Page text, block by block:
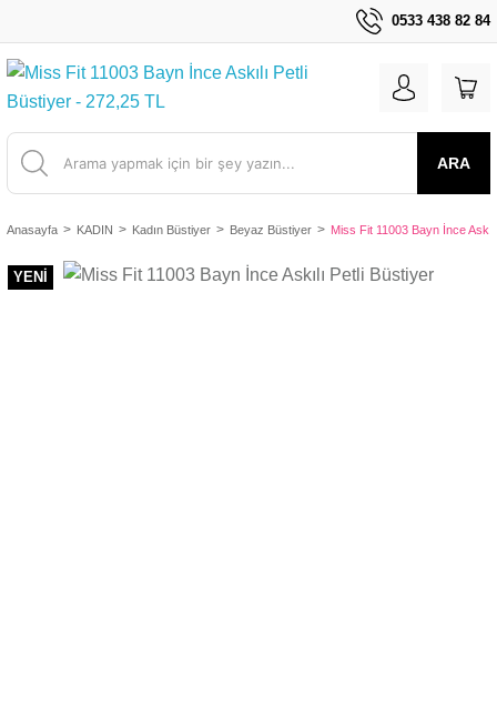
0533 438 82 84
ARA
Anasayfa KADIN Kadın Büstiyer Beyaz Büstiyer Miss Fit 11003 Bayn İnce
YENİ